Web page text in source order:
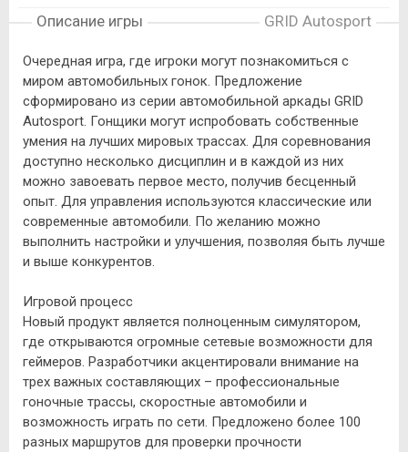
Описание игры GRID Autosport
Очередная игра, где игроки могут познакомиться с
миром автомобильных гонок. Предложение
сформировано из серии автомобильной аркады GRID
Autosport. Гонщики могут испробовать собственные
умения на лучших мировых трассах. Для соревнования
доступно несколько дисциплин и в каждой из них
можно завоевать первое место, получив бесценный
опыт. Для управления используются классические или
современные автомобили. По желанию можно
выполнить настройки и улучшения, позволяя быть лучше
и выше конкурентов.
Игровой процесс
Новый продукт является полноценным симулятором,
где открываются огромные сетевые возможности для
геймеров. Разработчики акцентировали внимание на
трех важных составляющих – профессиональные
гоночные трассы, скоростные автомобили и
возможность играть по сети. Предложено более 100
разных маршрутов для проверки прочности